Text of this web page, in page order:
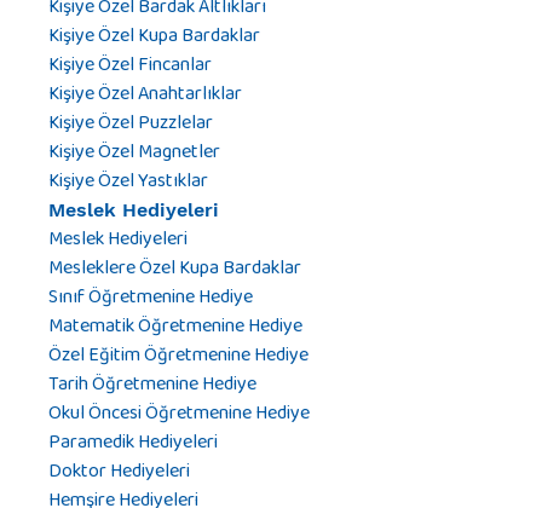
Kişiye Özel Kupa Bardaklar
Kişiye Özel Fincanlar
Kişiye Özel Anahtarlıklar
Kişiye Özel Puzzlelar
Kişiye Özel Magnetler
Kişiye Özel Yastıklar
Meslek Hediyeleri
Meslek Hediyeleri
Mesleklere Özel Kupa Bardaklar
Sınıf Öğretmenine Hediye
Matematik Öğretmenine Hediye
Özel Eğitim Öğretmenine Hediye
Tarih Öğretmenine Hediye
Okul Öncesi Öğretmenine Hediye
Paramedik Hediyeleri
Doktor Hediyeleri
Hemşire Hediyeleri